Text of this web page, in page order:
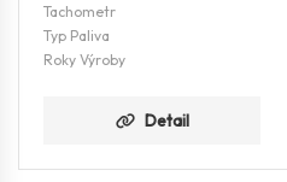
Tachometr
Typ Paliva
Roky Výroby
Detail